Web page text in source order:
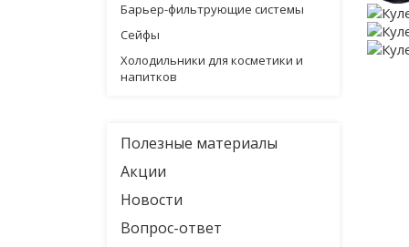
Барьер-фильтрующие системы
Сейфы
Холодильники для косметики и
напитков
Полезные материалы
Акции
Новости
Вопрос-ответ